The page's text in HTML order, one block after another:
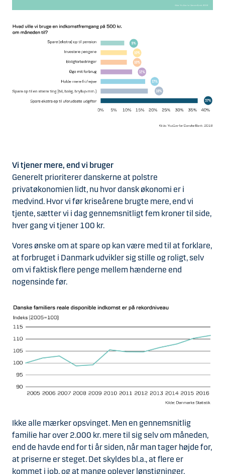
Vi tjener mere, end vi bruger
Generelt prioriterer danskerne at polstre
privatøkonomien lidt, nu hvor dansk økonomi er i
medvind. Hvor vi før kriseårene brugte mere, end vi
tjente, sætter vi i dag gennemsnitligt fem kroner til side,
hver gang vi tjener 100 kr.
Vores ønske om at spare op kan være med til at forklare,
at forbruget i Danmark udvikler sig stille og roligt, selv
om vi faktisk flere penge mellem hænderne end
nogensinde før.
Ikke alle mærker opsvinget. Men en gennemsnitlig
familie har over 2.000 kr. mere til sig selv om måneden,
end de havde end for ti år siden, når man tager højde for,
at priserne er steget. Det skyldes bl.a., at flere er
kommet i job, og at mange oplever lønstigninger.